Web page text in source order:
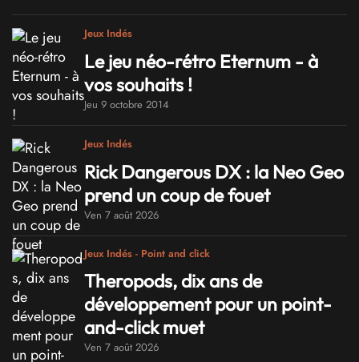
Jeux Indés
Le jeu néo-rétro Eternum - à
vos souhaits !
Jeu 9 octobre 2014
Jeux Indés
Rick Dangerous DX : la Neo Geo
prend un coup de fouet
Ven 7 août 2026
Jeux Indés - Point and click
Theropods, dix ans de
développement pour un point-
and-click muet
Ven 7 août 2026